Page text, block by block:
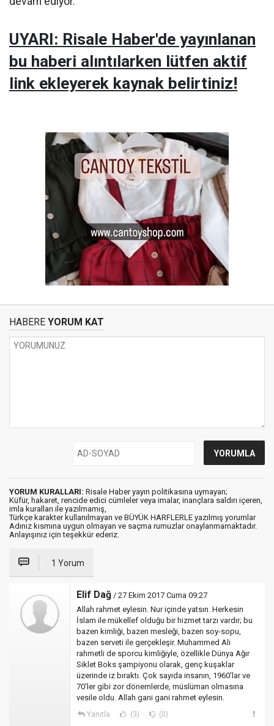
UYARI: Risale Haber'de yayınlanan
bu haberi alıntılarken lütfen aktif
link ekleyerek kaynak belirtiniz!
HABERE YORUM KAT
YORUM KURALLARI: Risale Haber yayın politikasına uymayan;
Küfür, hakaret, rencide edici cümleler veya imalar, inançlara saldırı içeren,
imla kuralları ile yazılmamış,
Türkçe karakter kullanılmayan ve BÜYÜK HARFLERLE yazılmış yorumlar
Adınız kısmına uygun olmayan ve saçma rumuzlar onaylanmamaktadır.
Anlayışınız için teşekkür ederiz.
1 Yorum
Elif Dağ / 27 Ekim 2017 Cuma 09:27
Allah rahmet eylesin. Nur içinde yatsın. Herkesin
İslam ile mükellef olduğu bir hizmet tarzı vardır; bu
bazen kimliği, bazen mesleği, bazen soy-sopu,
bazen serveti ile gerçekleşir. Muhammed Ali
rahmetli de sporcu kimliğiyle, özellikle Dünya Ağır
Siklet Boks şampiyonu olarak, genç kuşaklar
üzerinde iz bıraktı. Çok sayıda insanın, 1960'lar ve
70'ler gibi zor dönemlerde, müslüman olmasına
vesile oldu. Allah gani gani rahmet eylesin.
Yanıtla (3) (0)